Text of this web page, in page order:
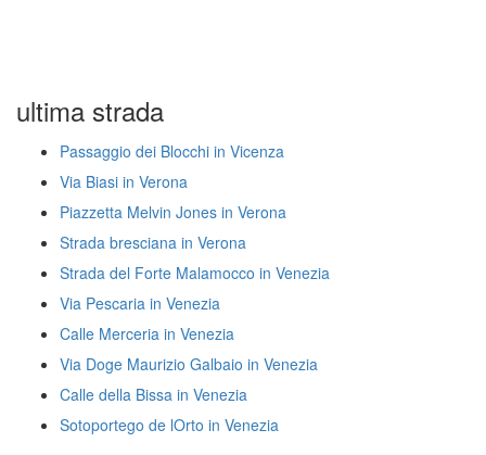
ultima strada
Passaggio dei Blocchi in Vicenza
Via Biasi in Verona
Piazzetta Melvin Jones in Verona
Strada bresciana in Verona
Strada del Forte Malamocco in Venezia
Via Pescaria in Venezia
Calle Merceria in Venezia
Via Doge Maurizio Galbaio in Venezia
Calle della Bissa in Venezia
Sotoportego de lOrto in Venezia